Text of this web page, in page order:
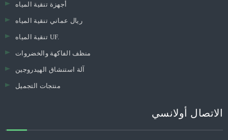
أجهزة تنقية المياه
ريال عماني تنقية المياه
تنقية المياه UF.
منظف ​​الفاكهة والخضروات
آلة استنشاق الهيدروجين
منتجات التجميل
الاتصال أولانسي